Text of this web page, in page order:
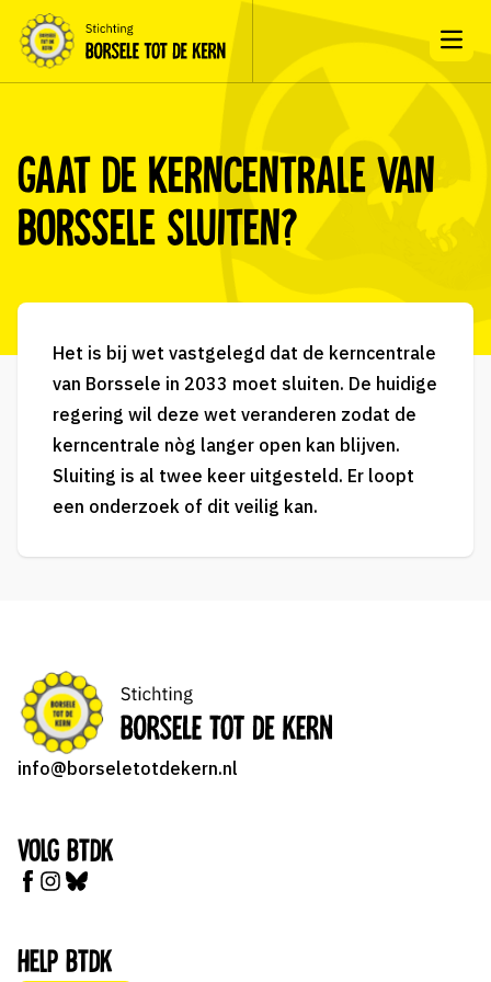
Gaat de kerncentrale van
Borssele sluiten?
Het is bij wet vastgelegd dat de kerncentrale
van Borssele in 2033 moet sluiten. De huidige
regering wil deze wet veranderen zodat de
kerncentrale nòg langer open kan blijven.
Sluiting is al twee keer uitgesteld. Er loopt
een onderzoek of dit veilig kan.
info@borseletotdekern.nl
Volg BTDK
Help BTDK